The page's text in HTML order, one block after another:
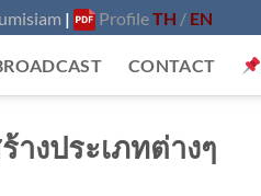
| ProfileTH / EN
CONTACT
งประเภทต่างๆ